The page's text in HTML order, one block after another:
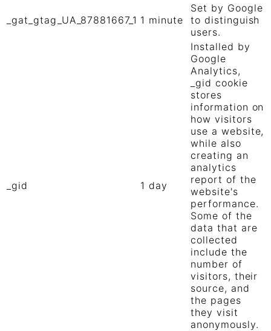
_gat_gtag_UA_87881667_1 1 minute
Set by Google
to distinguish
users.
_gid 1 day
Installed by
Google
Analytics,
_gid cookie
stores
information on
how visitors
use a website,
while also
creating an
analytics
report of the
website's
performance.
Some of the
data that are
collected
include the
number of
visitors, their
source, and
the pages
they visit
anonymously.